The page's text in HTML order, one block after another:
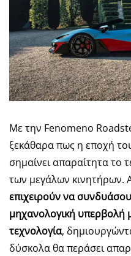
Με την Fenomeno
ξεκάθαρα πως η εποχή
σημαίνει απαραίτητα το
των μεγάλων κινητήρων.
επιχειρούν να
μηχανολογική υπερβολή
τεχνολογία,
δύσκολα θα περάσει